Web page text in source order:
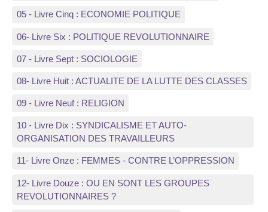
05 - Livre Cinq : ECONOMIE POLITIQUE
06- Livre Six : POLITIQUE REVOLUTIONNAIRE
07 - Livre Sept : SOCIOLOGIE
08- Livre Huit : ACTUALITE DE LA LUTTE DES CLASSES
09 - Livre Neuf : RELIGION
10 - Livre Dix : SYNDICALISME ET AUTO-
ORGANISATION DES TRAVAILLEURS
11- Livre Onze : FEMMES - CONTRE L’OPPRESSION
12- Livre Douze : OU EN SONT LES GROUPES
REVOLUTIONNAIRES ?